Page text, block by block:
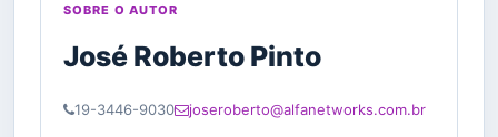
SOBRE O AUTOR
José Roberto Pinto
19-3446-9030
joseroberto@alfanetworks.com.br